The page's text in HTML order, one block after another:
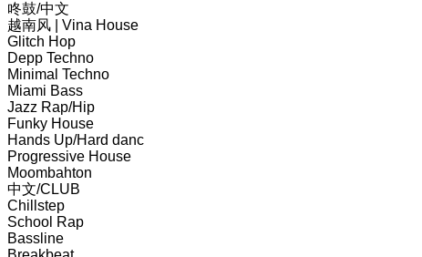
咚鼓/中文
越南风 | Vina House
Glitch Hop
Depp Techno
Minimal Techno
Miami Bass
Jazz Rap/Hip
Funky House
Hands Up/Hard danc
Progressive House
Moombahton
中文/CLUB
Chillstep
School Rap
Bassline